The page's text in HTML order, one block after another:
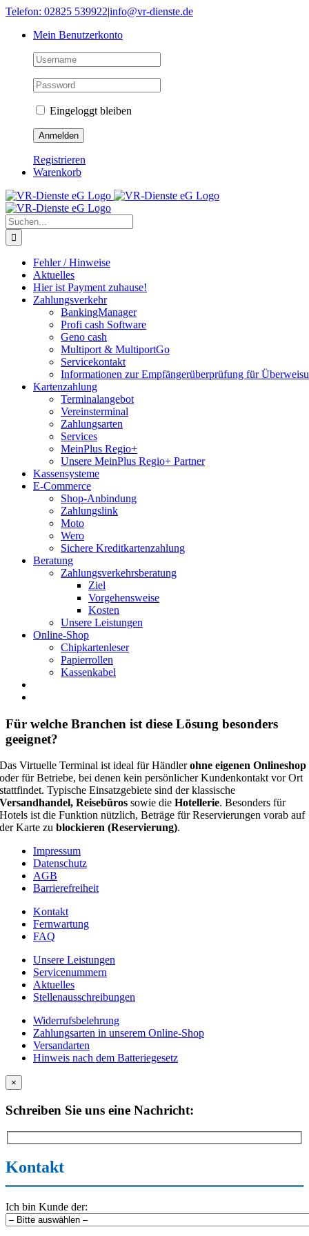
Skip
content
Telefon: 02825 539922|info@vr-dienste.de
Mein Benutzerkonto
Eingeloggt bleiben
Registrieren
Warenkorb
Suche
nach:
Fehler / Hinweise
Aktuelles
Hier ist Payment zuhause!
Zahlungsverkehr
BankingManager
Profi cash Software
Geno cash
Multiport & MultiportGo
Servicekontakt
Informationen zur Empfängerüberprüfung für
Kartenzahlung
Terminalangebot
Vereinsterminal
Zahlungsarten
Services
MeinPlus Regio+
Unsere MeinPlus Regio+ Partner
Kassensysteme
E-Commerce
Shop-Anbindung
Zahlungslink
Moto
Wero
Sichere Kreditkartenzahlung
Beratung
Zahlungsverkehrsberatung
Ziel
Vorgehensweise
Kosten
Unsere Leistungen
Online-Shop
Chipkartenleser
Papierrollen
Kassenkabel
Für welche Branchen ist diese Lösung besonders
geeignet?
Das Virtuelle Terminal ist ideal für Händlerohne eigenen Onlineshop
oder für Betriebe, bei denen kein persönlicher Kundenkontakt vor Ort
stattfindet. Typische Einsatzgebiete sind der klassische
Versandhandel, Reisebüros sowie dieHotellerie. Besonders für
Hotels ist die Funktion nützlich, Beträge für Reservierungen vorab auf
der Karte zublockieren (Reservierung).
Impressum
Datenschutz
AGB
Barrierefreiheit
Kontakt
Fernwartung
FAQ
Unsere Leistungen
Servicenummern
Aktuelles
Stellenausschreibungen
Widerrufsbelehrung
Zahlungsarten in unserem Online-Shop
Versandarten
Hinweis nach dem Batteriegesetz
×
Schreiben Sie uns eine Nachricht:
Kontakt
Ich bin Kunde der: